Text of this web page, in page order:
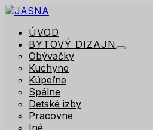
ÚVOD
BYTOVÝ DIZAJN
Obývačky
Kuchyne
Kúpeľne
Spálne
Detské izby
Pracovne
Iné